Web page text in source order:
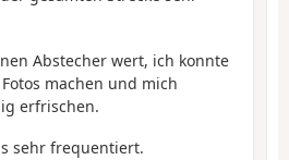
Abstecher wert, ich konnte
machen und mich
erfrischen.
sehr frequentiert.